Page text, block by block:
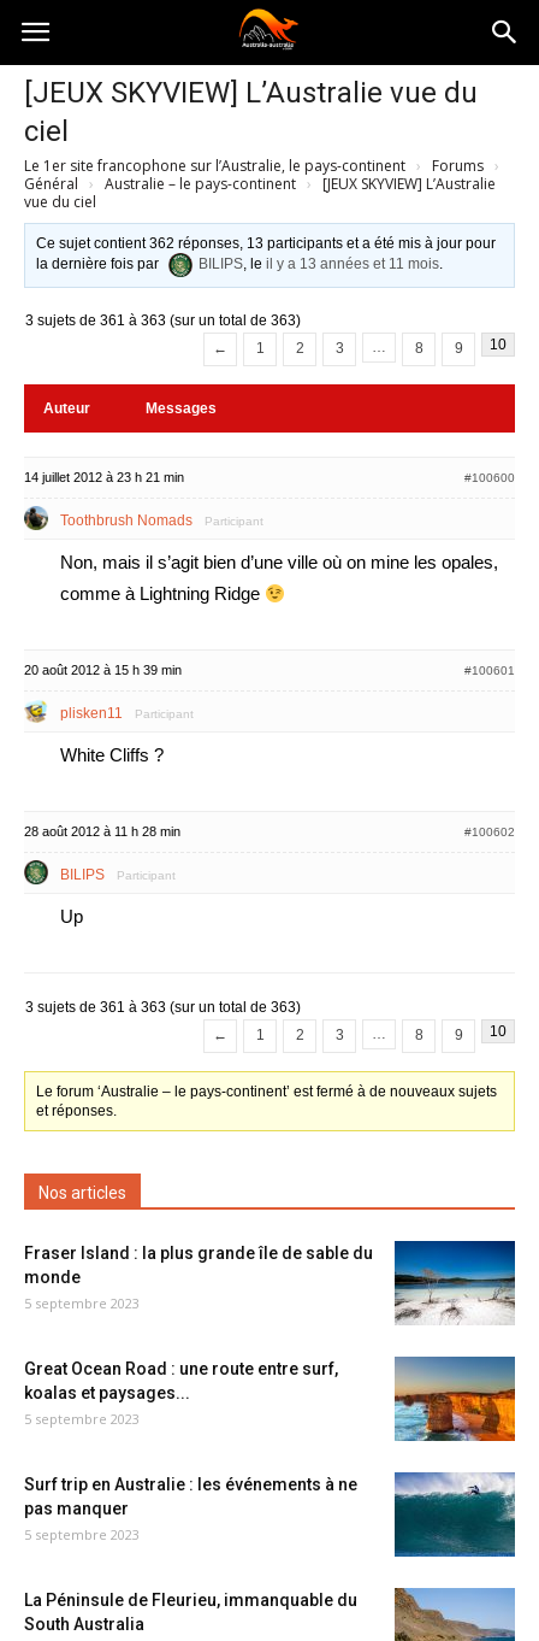
Australia-
australie.com
[JEUX SKYVIEW] L’Australie vue du
ciel
Le 1er site francophone sur l’Australie, le pays-continent › Forums ›
Général › Australie – le pays-continent ›
[JEUX SKYVIEW] L’Australie
vue du ciel
Ce sujet contient 362 réponses, 13 participants et a été mis à jour pour
la dernière fois par
BILIPS, leil y a 13 années et 11 mois.
3 sujets de 361 à 363 (sur un total de 363)
←
1 2 3 … 8 9 10
Auteur Messages
14 juillet 2012 à 23 h 21 min #100600
Toothbrush Nomads Participant
Non, mais il s’agit bien d’une ville où on mine les opales,
comme à Lightning Ridge
20 août 2012 à 15 h 39 min #100601
plisken11 Participant
White Cliffs ?
28 août 2012 à 11 h 28 min #100602
BILIPS Participant
Up
3 sujets de 361 à 363 (sur un total de 363)
←
1 2 3 … 8 9 10
Le forum ‘Australie – le pays-continent’ est fermé à de nouveaux sujets
et réponses.
Nos articles
Fraser Island : la plus grande île de sable du
monde
5 septembre 2023
Great Ocean Road : une route entre surf,
koalas et paysages...
5 septembre 2023
Surf trip en Australie : les événements à ne
pas manquer
5 septembre 2023
La Péninsule de Fleurieu, immanquable du
South Australia